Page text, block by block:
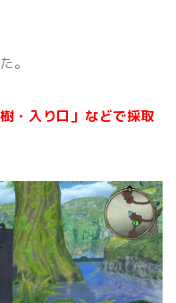
。
・入り口」などで採取